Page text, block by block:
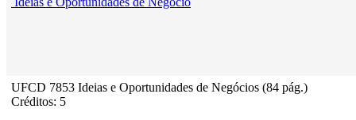
UFCD 7853 Ideias e Oportunidades de Negócios (84 pág.)
Créditos: 5